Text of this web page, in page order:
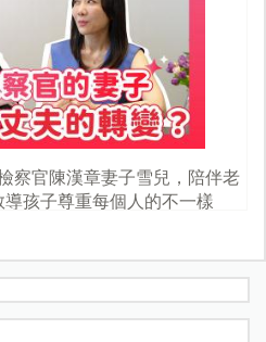
察官陳漢章妻子雪兒，陪伴老
孩子尊重每個人的不一樣